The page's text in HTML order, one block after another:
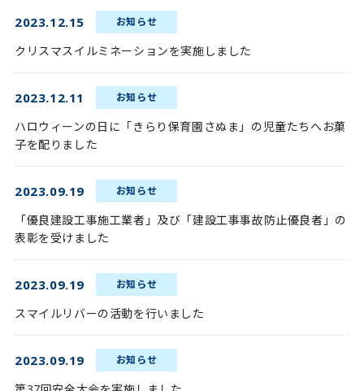
© 2022 OTAGUMI Corporation
2023.12.15 お知らせ
クリスマスイルミネーションを実施しました
2023.12.11 お知らせ
ハロウィーンの日に「きらり保育園さぬま」の児童たちへお菓
子を配りました
2023.09.19 お知らせ
「優良建設工事施工業者」及び「建設工事事故防止優良者」の
表彰を受けました
2023.09.19 お知らせ
スマイルリバーの活動を行いました
2023.09.19 お知らせ